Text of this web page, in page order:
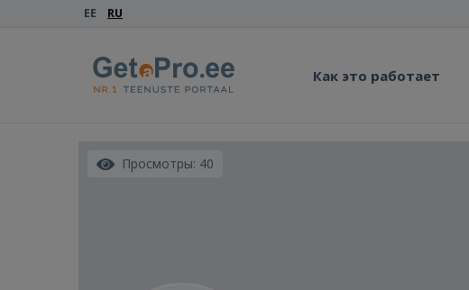
EE RU
Как это работает
Просмотры: 40